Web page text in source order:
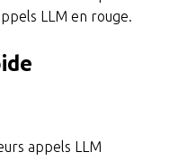
LLM en rouge.
appels LLM